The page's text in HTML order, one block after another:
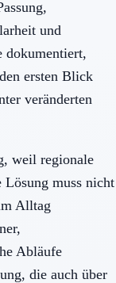
und
dokumentiert,
ersten Blick
veränderten
weil regionale
Lösung muss nicht
Alltag
Abläufe
die auch über